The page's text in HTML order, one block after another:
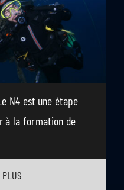
N4 est une étape
à la formation de
PLUS